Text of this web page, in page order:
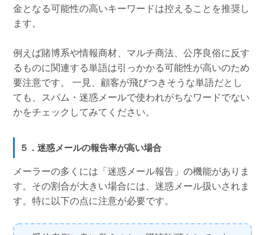
金となる可能性の高いキーワードは控えることを推奨し
ます。
例えば賭博系や情報商材、マルチ商法、公序良俗に反す
るものに関連する単語は引っかかる可能性が高いのため
要注意です。 一見、顧客が飛びつきそうな単語だとし
ても、スパム・迷惑メールで使われがちなワードでない
かをチェックしてみてください。
５．迷惑メールの報告率が高い場合
メーラーの多くには「迷惑メール報告」の機能がありま
す。その割合が大きい場合には、迷惑メール扱いされま
す。特に以下の点に注意が必要です。